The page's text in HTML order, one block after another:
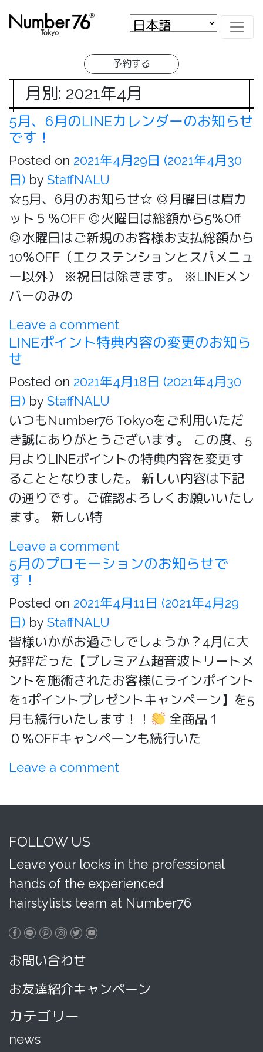
予約する
月別: 2021年4月
5月、6月のLINEカレンダーのお知らせ
です！
Posted on 2021年4月29日 (2021年4月30
日) by StaffNALU
☆5月、6月のお知らせ☆ ◎月曜日は眉カ
ット５％OFF ◎火曜日は総額から5％Off
◎水曜日はご新規のお客様お支払総額から
10％OFF（エクステンションとスパメニュ
ー以外） ※祝日は除きます。 ※LINEメン
バーのみの
Leave a comment
LINEポイント特典内容の変更のお知ら
せ
Posted on 2021年4月18日 (2021年4月30
日) by StaffNALU
いつもNumber76 Tokyoをご利用いただ
き誠にありがとうございます。 この度、5
月よりLINEポイントの特典内容を変更す
ることとなりました。 新しい内容は下記
の通りです。ご確認よろしくお願いいたし
ます。 新しい特
Leave a comment
5月のプロモーションのお知らせで
す！
Posted on 2021年4月11日 (2021年4月29
日) by StaffNALU
皆様いかがお過ごしでしょうか？4月に大
好評だった【プレミアム超音波トリートメ
ントを施術されたお客様にラインポイント
を1ポイントプレゼントキャンペーン】を5
月も続行いたします！！
全商品１
０％OFFキャンペーンも続行いた
Leave a comment
FOLLOW US
Leave your locks in the professional
hands of the experienced
hairstylists team at Number76
お問い合わせ
お友達紹介キャンペーン
カテゴリー
news